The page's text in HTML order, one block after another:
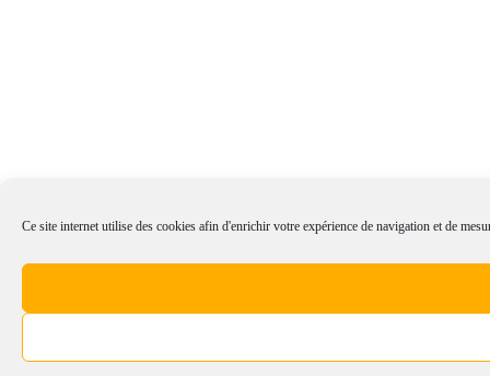
Ce site internet utilise des cookies afin d'enrichir votre expérience de navigation et de